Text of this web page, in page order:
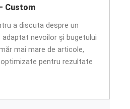
Custom
a discuta despre un
nevoilor și bugetului
mai mare de articole,
pentru rezultate